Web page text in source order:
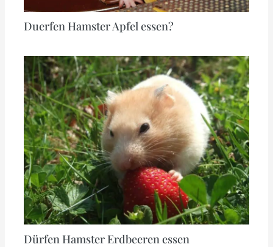
Duerfen Hamster Apfel essen?
Dürfen Hamster Erdbeeren essen